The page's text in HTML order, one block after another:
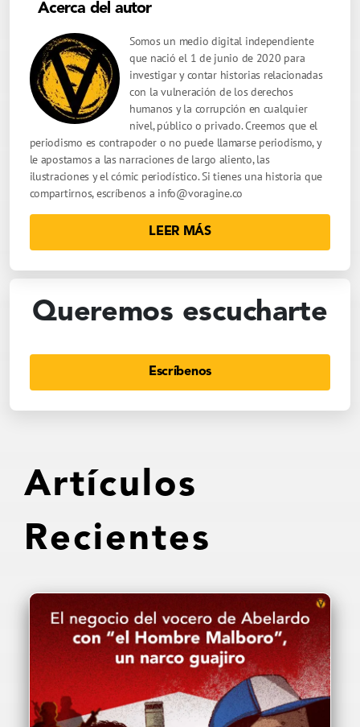
Acerca del autor
Somos un medio digital independiente
que nació el 1 de junio de 2020 para
investigar y contar historias relacionadas
con la vulneración de los derechos
humanos y la corrupción en cualquier
nivel, público o privado. Creemos que el
periodismo es contrapoder o no puede llamarse periodismo, y
le apostamos a las narraciones de largo aliento, las
ilustraciones y el cómic periodístico. Si tienes una historia que
compartirnos, escríbenos a info@voragine.co
LEER MÁS
Queremos escucharte
Escríbenos
Artículos
Recientes